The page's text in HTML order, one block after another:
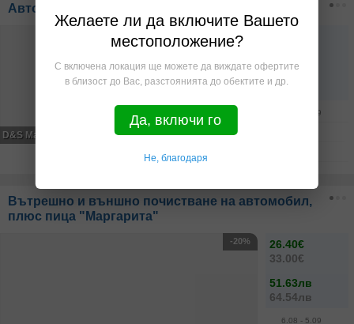
Авторски меден SPA масаж за гръб и ръце
108.16лв
154.51лв
- 6.09
D&S Massage Studio
Вътрешно и външно почистване на автомобил,
плюс пица "Маргарита"
26.40€
33.00€
51.63лв
64.54лв
6.08 - 5.09
-20%
Желаете ли да включите Вашето
местоположение?
С включена локация ще можете да виждате офертите
в близост до Вас, разстоянията до обектите и др.
Да, включи го
Не, благодаря